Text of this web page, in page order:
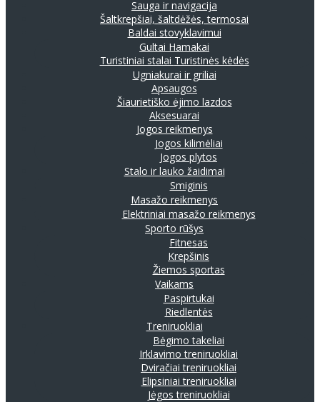
Sauga ir navigacija
Šaltkrepšiai, šaltdėžės, termosai
Baldai stovyklavimui
Gultai Hamakai
Turistiniai stalai Turistinės kėdės
Ugniakurai ir griliai
Apsaugos
Šiaurietiško ėjimo lazdos
Aksesuarai
Jogos reikmenys
Jogos kilimėliai
Jogos plytos
Stalo ir lauko žaidimai
Smiginis
Masažo reikmenys
Elektriniai masažo reikmenys
Sporto rūšys
Fitnesas
Krepšinis
Žiemos sportas
Vaikams
Paspirtukai
Riedlentės
Treniruokliai
Bėgimo takeliai
Irklavimo treniruokliai
Dviračiai treniruokliai
Elipsiniai treniruokliai
Jėgos treniruokliai